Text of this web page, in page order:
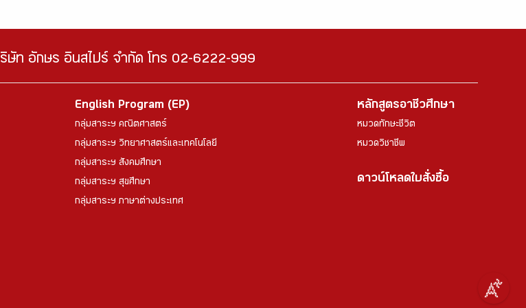
ษัท อักษร อินสไปร์ จำกัด โทร 02-6222-999
English Program (EP)
กลุ่มสาระฯ คณิตศาสตร์
กลุ่มสาระฯ วิทยาศาสตร์และเทคโนโลยี
กลุ่มสาระฯ สังคมศึกษา
กลุ่มสาระฯ สุขศึกษา
กลุ่มสาระฯ ภาษาต่างประเทศ
หลักสูตรอาชีวศึกษา
หมวดทักษะชีวิต
หมวดวิชาชีพ
ดาวน์โหลดใบสั่งซื้อ